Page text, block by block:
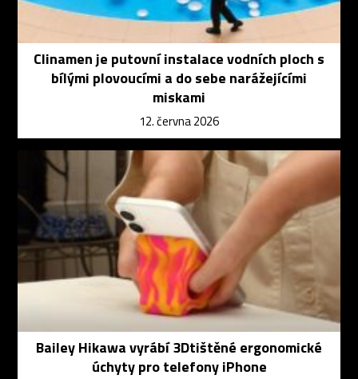
Clinamen je putovní instalace vodních ploch s
bílými plovoucími a do sebe narážejícími
miskami
12. června 2026
Bailey Hikawa vyrábí 3Dtištěné ergonomické
úchyty pro telefony iPhone